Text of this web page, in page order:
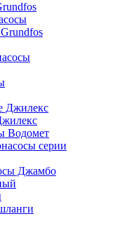
Водомет
серии
Джамбо